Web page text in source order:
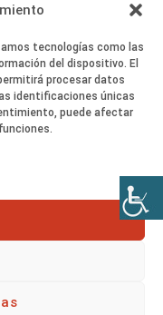
tecnologías como las
del dispositivo. El
procesar datos
identificaciones únicas
puede afectar